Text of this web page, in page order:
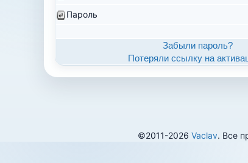
Пароль
Забыли пароль?
Потеряли ссылку на
©2011-2026 Vaclav. Все